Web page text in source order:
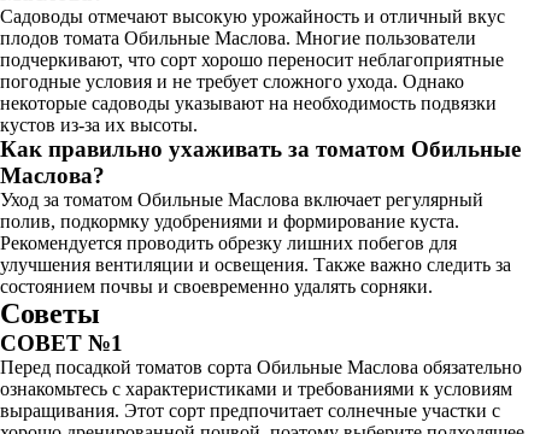
Садоводы отмечают высокую урожайность и отличный вкус
плодов томата Обильные Маслова. Многие пользователи
подчеркивают, что сорт хорошо переносит неблагоприятные
погодные условия и не требует сложного ухода. Однако
некоторые садоводы указывают на необходимость подвязки
кустов из-за их высоты.
Как правильно ухаживать за томатом Обильные
Маслова?
Уход за томатом Обильные Маслова включает регулярный
полив, подкормку удобрениями и формирование куста.
Рекомендуется проводить обрезку лишних побегов для
улучшения вентиляции и освещения. Также важно следить за
состоянием почвы и своевременно удалять сорняки.
Советы
СОВЕТ №1
Перед посадкой томатов сорта Обильные Маслова обязательно
ознакомьтесь с характеристиками и требованиями к условиям
выращивания. Этот сорт предпочитает солнечные участки с